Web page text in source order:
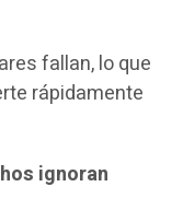
fallan, lo que
rápidamente
ignoran